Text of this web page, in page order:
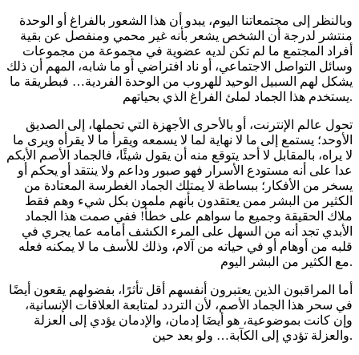
وبالنظر إلى مجتمعاتنا اليوم، يبدو أن هذا الشعور بالفراغ أو الوحدة
منتشر لدرجة أن الشخص يشعر بأنه غير محمي ومنفصل عن بقية
أفراد المجتمع ما لم تكن لديه عضوية في مجموعة من مجموعات
وسائل التواصل الاجتماعي، أو ناد افتراضي أو ما شابه، المهم أن ذلك
يشكل لهم السبيل الوحيد للهروب من الوحدة الفردية… فبطريقة ما
يستخدم هذا الجماد لملئ الفراغ الذي بحياتهم.
تحول عالم الإنترنت، أو بالأحرى الأجهزة التي تحملها، إلى الصديق
الأوحد؛ يستمع إلى ما لا نهاية لما لا يسمعه ويقرأ ما لا يقرأه ويرى ما
لا يراه، بالمقابل لا أحد يتوقع منه أن يقول شيئًا، فالجماد الأصم الأبكم
عدا على أنه مستودع الأسرار فهو صبور وداعم ولا ينتقد أو يحكم أو
يسخر من الأفكار؛ ببساطة لا يمتلك الجماد الغطرسة المعتادة من
الكثير من البشر ممن يعتقدون بأنهم ملمون بكل شيء وهم فقط
ملاك الحقيقة وجميع ما سواهم على خطأ! ففي صمت هذا الجماد
الأبدي تجد أنه من السهل على المرء الكشف أمامه عما يجري في
قلبه من أوهام أو في حياته من آلام، وذلك للأسف ما لا يمكنه فعله
مع الكثير من البشر اليوم.
أما المراقبون الذين يعتبرون أنفسهم أقل تأثرًا، بفضولهم يقعون أيضًا
في سحر هذا الجماد الأصم، لأن التردد لمتابعة العلاقات الإنسانية،
وإن كانت بموضوعية، هو أيضَا إدمان، والإدمان يؤدي إلى العزلة
والعزلة تؤدي إلى الكآبة… ولو بعد حين.